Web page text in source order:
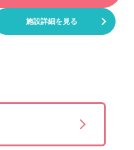
施設詳細を見る